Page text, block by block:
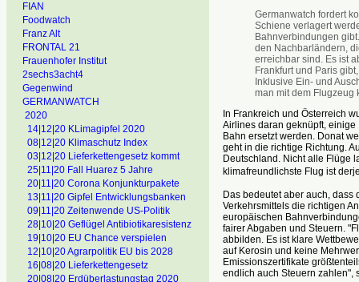
FIAN
Foodwatch
Franz Alt
FRONTAL 21
Frauenhofer Institut
2sechs3acht4
Gegenwind
GERMANWATCH
2020
14|12|20 KLimagipfel 2020
08|12|20 Klimaschutz Index
03|12|20 Lieferkettengesetz kommt
25|11|20 Fall Huarez 5 Jahre
20|11|20 Corona Konjunkturpakete
13|11|20 Gipfel Entwicklungsbanken
09|11|20 Zeitenwende US-Politik
28|10|20 Geflügel Antibiotikaresistenz
19|10|20 EU Chance verspielen
12|10|20 Agrarpolitik EU bis 2028
16|08|20 Lieferkettengesetz
20|08|20 Erdüberlastungstag 2020
Germanwatch fordert
Schiene verlagert
Bahnverbindungen
den Nachbarländern,
erreichbar sind. Es ist
Frankfurt und Paris
Inklusive Ein- und
man mit dem Flugzeug
In Frankreich und Österreich
Airlines daran geknüpft,
Bahn ersetzt werden. Donat
geht in die richtige Richtung.
Deutschland. Nicht alle Flüge
klimafreundlichste Flug ist
Das bedeutet aber auch, dass
Verkehrsmittels die richtigen
europäischen
fairer Abgaben und Steuern.
abbilden. Es ist klare
auf Kerosin und keine
Emissionszertifikate
endlich auch Steuern zahlen",